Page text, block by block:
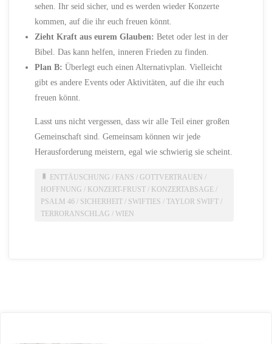
sehen. Ihr seid sicher, und es werden wieder Konzerte
kommen, auf die ihr euch freuen könnt.
Zieht Kraft aus eurem Glauben: Betet oder lest in der
Bibel. Das kann helfen, inneren Frieden zu finden.
Plan B: Überlegt euch einen Alternativplan. Vielleicht
gibt es andere Events oder Aktivitäten, auf die ihr euch
freuen könnt.
Lasst uns nicht vergessen, dass wir alle Teil einer großen
Gemeinschaft sind. Gemeinsam können wir jede
Herausforderung meistern, egal wie schwierig sie scheint.
ENTTÄUSCHUNG / FANS / GOTTVERTRAUEN /
HOFFNUNG / KONZERT-FRUST / KONZERTABSAGE /
PSALM 46 / SICHERHEIT / SWIFTIES /TAYLOR SWIFT /
TERRORANSCHLAG /WIEN